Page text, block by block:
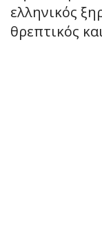
ελληνικός
θρεπτικός